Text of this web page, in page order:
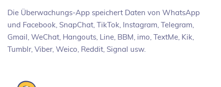
Die Überwachungs-App speichert Daten von WhatsApp
und Facebook, SnapChat, TikTok, Instagram, Telegram,
Gmail, WeChat, Hangouts, Line, BBM, imo, TextMe, Kik,
Tumblr, Viber, Weico, Reddit, Signal usw.